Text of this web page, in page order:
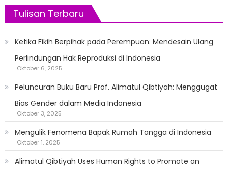
Tulisan Terbaru
Ketika Fikih Berpihak pada Perempuan: Mendesain Ulang
Perlindungan Hak Reproduksi di Indonesia
Oktober 6, 2025
Peluncuran Buku Baru Prof. Alimatul Qibtiyah: Menggugat
Bias Gender dalam Media Indonesia
Oktober 3, 2025
Mengulik Fenomena Bapak Rumah Tangga di Indonesia
Oktober 1, 2025
Alimatul Qibtiyah Uses Human Rights to Promote an